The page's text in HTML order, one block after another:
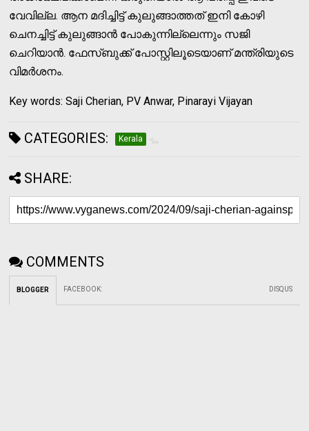
വേവില്ല. ആന മദിച്ചിട്ട് കുലുങ്ങാത്തത് ഇനി കോഴി
ചെനച്ചിട്ട് കുലുങ്ങാന്‍ പോകുന്നില്ലെന്നും സജി
ചെറിയാന്‍. ഫേസ്ബുക്ക് പോസ്റ്റിലൂടെയാണ് മന്ത്രിയുടെ
വിമര്‍ശനം.
Key words: Saji Cherian, PV Anwar, Pinarayi Vijayan
CATEGORIES: Kerala
SHARE:
COMMENTS
BLOGGER FACEBOOK: DISQUS